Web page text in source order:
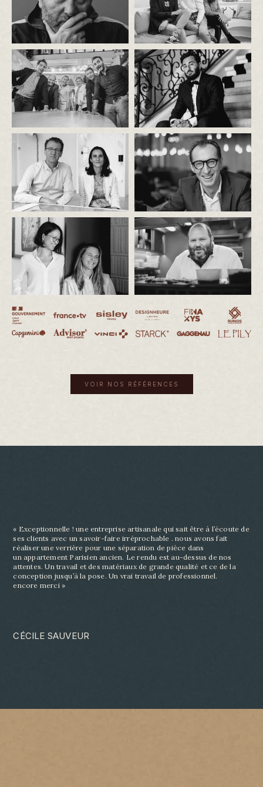
VOIR NOS RÉFÉRENCES
« Exceptionnelle ! une entreprise artisanale qui sait être à l’écoute de
ses clients avec un savoir-faire irréprochable . nous avons fait
réaliser une verrière pour une séparation de pièce dans
un appartement Parisien ancien. Le rendu est au-dessus de nos
attentes. Un travail et des matériaux de grande qualité et ce de la
conception jusqu’à la pose. Un vrai travail de professionnel.
encore merci »
CÉCILE SAUVEUR